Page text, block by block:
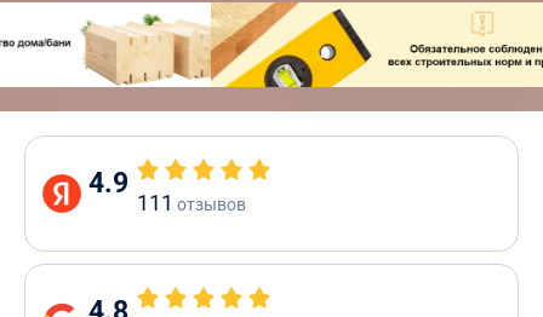
4.9
111 отзывов